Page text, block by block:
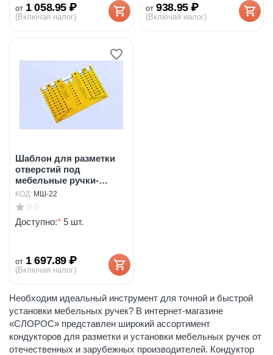
Необходим идеальный инструмент для точной и быстрой
установки мебельных ручек? В интернет-магазине
«СЛОРОС» представлен широкий ассортимент
кондукторов для разметки и установки мебельных ручек от
отечественных и зарубежных производителей. Кондуктор
от 1 058.95 ₽
(Включая налог)
от 938.95 ₽
(Включая налог)
Шаблон для разметки
отверстий под
мебельные ручки-
кнопки ...
КОД: МШ-22
0.0
Доступно:* 5 шт.
от 1 697.89 ₽
(Включая налог)